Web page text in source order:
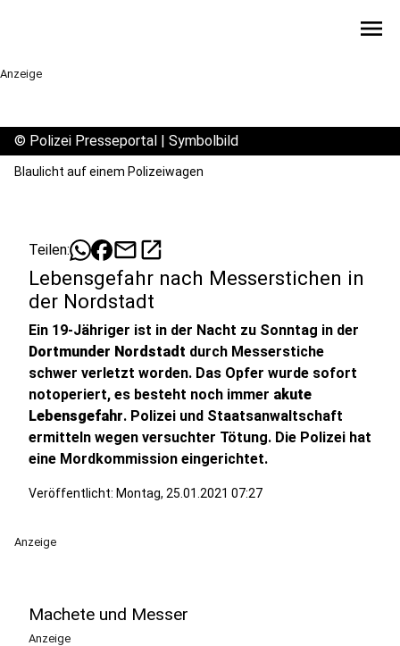
menu
Anzeige
© Polizei Presseportal | Symbolbild
Blaulicht auf einem Polizeiwagen
Teilen: mailopen_in_new
Lebensgefahr nach Messerstichen in
der Nordstadt
Ein 19-Jähriger ist in der Nacht zu Sonntag in der
Dortmunder Nordstadt durch Messerstiche
schwer verletzt worden. Das Opfer wurde sofort
notoperiert, es besteht noch immer akute
Lebensgefahr. Polizei und Staatsanwaltschaft
ermitteln wegen versuchter Tötung. Die Polizei hat
eine Mordkommission eingerichtet.
Veröffentlicht: Montag, 25.01.2021 07:27
Anzeige
Machete und Messer
Anzeige